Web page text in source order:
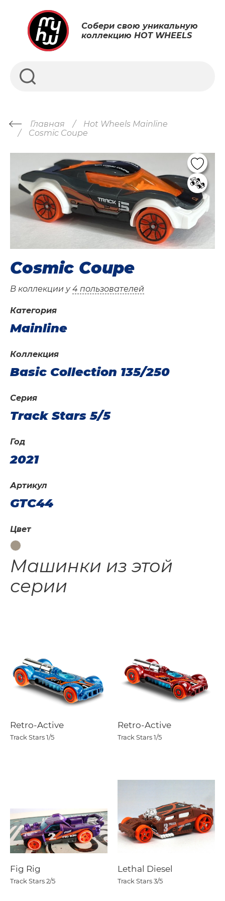
Собери свою уникальную
коллекцию HOT WHEELS
Главная
Hot Wheels Mainline
Cosmic Coupe
Cosmic Coupe
В коллекции у4 пользователей
Категория
Mainline
Год
2021
Коллекция
Basic Collection 135/250
Артикул
GTC44
Серия
Track Stars 5/5
Цвет
Машинки из этой
серии
Retro-Active
Track Stars1/5
Retro-Active
Track Stars1/5
Fig Rig
Track Stars2/5
Lethal Diesel
Track Stars3/5